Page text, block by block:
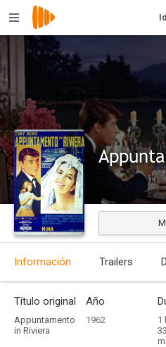
Información Trailers
Título original
Appuntamento
in Riviera
Año
1962
1
33